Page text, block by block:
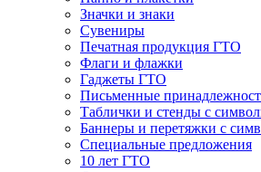
Значки и знаки
Сувениры
Печатная продукция ГТО
Флаги и флажки
Гаджеты ГТО
Письменные
Таблички и стенды с
Баннеры и перетяжки с
Специальные предложения
10 лет ГТО